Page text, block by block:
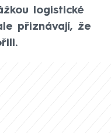
logistické
přiznávají, že